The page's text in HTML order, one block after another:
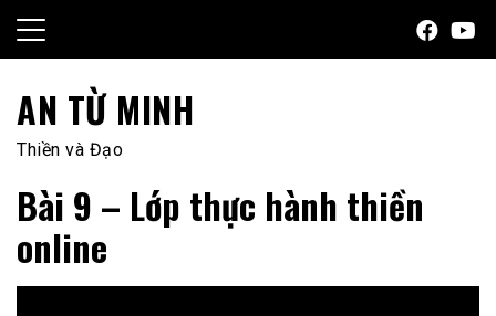
content
AN TỪ MINH
Thiền và Đạo
Bài 9 – Lớp thực hành thiền
online